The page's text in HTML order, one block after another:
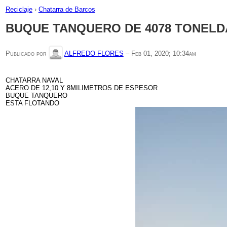
Reciclaje › Chatarra de Barcos
BUQUE TANQUERO DE 4078
Publicado por ALFREDO FLORES – Feb 01, 2020; 10:34am
CHATARRA NAVAL
ACERO DE 12,10 Y 8MILIMETROS DE ESPESOR
BUQUE TANQUERO
ESTA FLOTANDO